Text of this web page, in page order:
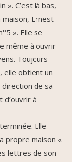
». C’est là bas,
maison, Ernest
». Elle se
même à ouvrir
Toujours
elle obtient un
de sa
d’ouvrir à
Elle
propre maison «
lettres de son